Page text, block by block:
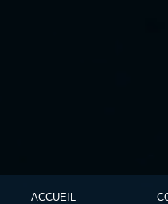
ACCUEIL